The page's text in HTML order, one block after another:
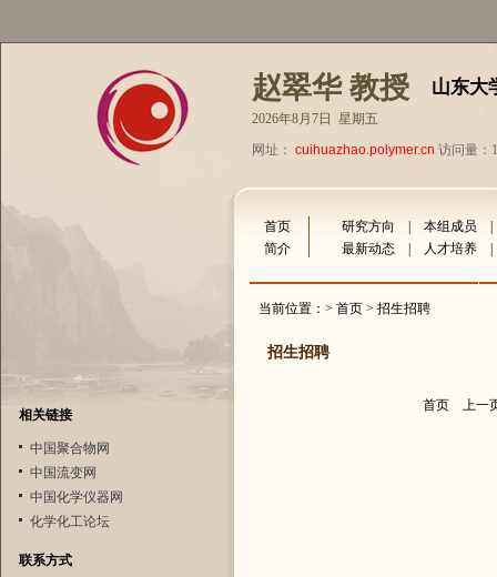
赵翠华 教授 山东大
2026年8月7日 星期五
网址： cuihuazhao.polymer.cn 访问量：
相关链接
中国聚合物网
中国流变网
中国化学仪器网
化学化工论坛
联系方式
首页 研究方向 本组成员
简介
最新动态 人才培养
当前位置：> 首页 > 招生招聘
招生招聘
首页 上一